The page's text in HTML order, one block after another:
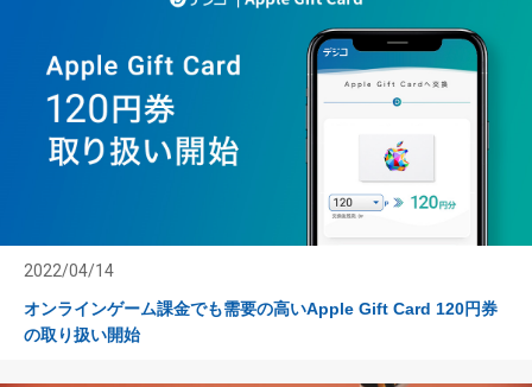
2022/04/14
オンラインゲーム課金でも需要の高いApple Gift Card 120円券
の取り扱い開始